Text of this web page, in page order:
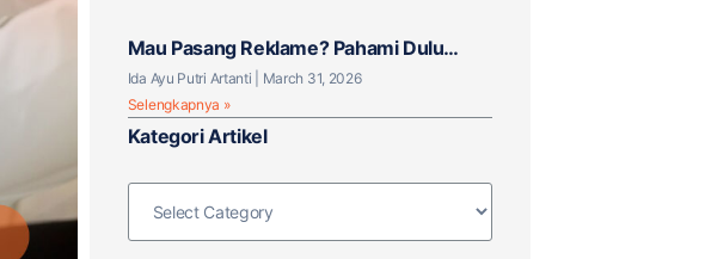
Mau Pasang Reklame? Pahami Dulu
Pajaknya!
Ida Ayu Putri Artanti
March 31, 2026
Selengkapnya »
Kategori Artikel